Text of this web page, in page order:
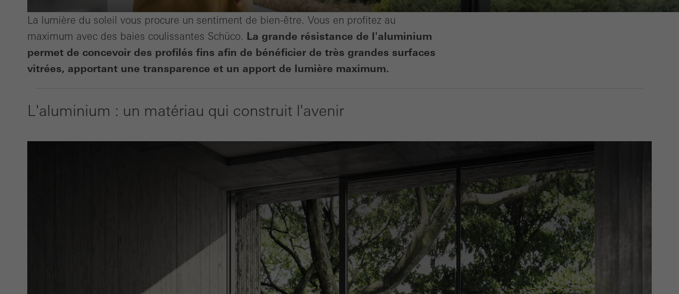
La lumière du soleil vous procure un sentiment de bien-être. Vous en profitez au
maximum avec des baies coulissantes Schüco. La grande résistance de l'aluminium
permet de concevoir des profilés fins afin de bénéficier de très grandes surfaces
vitrées, apportant une transparence et un apport de lumière maximum.
L'aluminium : un matériau qui construit l'avenir